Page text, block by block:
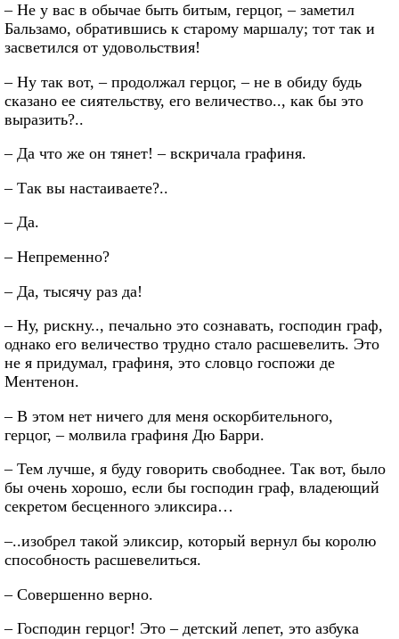
– Не у вас в обычае быть битым, герцог, – заметил
Бальзамо, обратившись к старому маршалу; тот так и
засветился от удовольствия!
– Ну так вот, – продолжал герцог, – не в обиду будь
сказано ее сиятельству, его величество.., как бы это
выразить?..
– Да что же он тянет! – вскричала графиня.
– Так вы настаиваете?..
– Да.
– Непременно?
– Да, тысячу раз да!
– Ну, рискну.., печально это сознавать, господин граф,
однако его величество трудно стало расшевелить. Это
не я придумал, графиня, это словцо госпожи де
Ментенон.
– В этом нет ничего для меня оскорбительного,
герцог, – молвила графиня Дю Барри.
– Тем лучше, я буду говорить свободнее. Так вот, было
бы очень хорошо, если бы господин граф, владеющий
секретом бесценного эликсира…
–..изобрел такой эликсир, который вернул бы королю
способность расшевелиться.
– Совершенно верно.
– Господин герцог! Это – детский лепет, это азбука